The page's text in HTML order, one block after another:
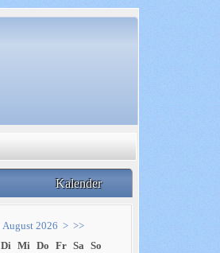
Kalender
August 2026 > >>
Di Mi Do Fr Sa So